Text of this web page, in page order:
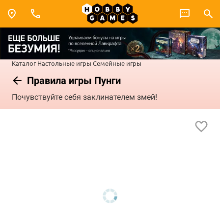
Каталог Настольные игры Семейные игры
Правила игры Пунги
Почувствуйте себя заклинателем змей!